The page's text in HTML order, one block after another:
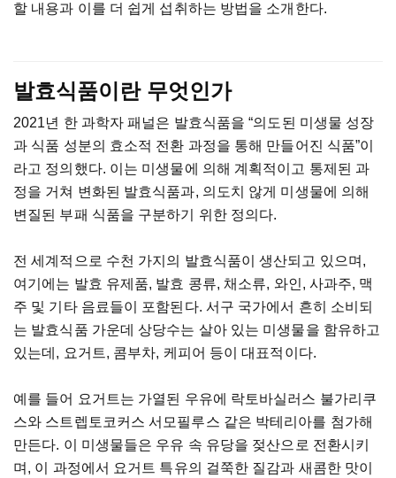
할 내용과 이를 더 쉽게 섭취하는 방법을 소개한다.
발효식품이란 무엇인가
2021년 한 과학자 패널은 발효식품을 “의도된 미생물 성장
과 식품 성분의 효소적 전환 과정을 통해 만들어진 식품”이
라고 정의했다. 이는 미생물에 의해 계획적이고 통제된 과
정을 거쳐 변화된 발효식품과, 의도치 않게 미생물에 의해
변질된 부패 식품을 구분하기 위한 정의다.
전 세계적으로 수천 가지의 발효식품이 생산되고 있으며,
여기에는 발효 유제품, 발효 콩류, 채소류, 와인, 사과주, 맥
주 및 기타 음료들이 포함된다. 서구 국가에서 흔히 소비되
는 발효식품 가운데 상당수는 살아 있는 미생물을 함유하고
있는데, 요거트, 콤부차, 케피어 등이 대표적이다.
예를 들어 요거트는 가열된 우유에 락토바실러스 불가리쿠
스와 스트렙토코커스 서모필루스 같은 박테리아를 첨가해
만든다. 이 미생물들은 우유 속 유당을 젖산으로 전환시키
며, 이 과정에서 요거트 특유의 걸쭉한 질감과 새콤한 맛이